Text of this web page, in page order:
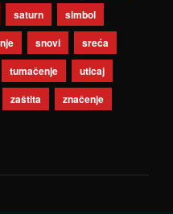
saturn
simbol
snovi
sreća
tumačenje
uticaj
zaštita značenje